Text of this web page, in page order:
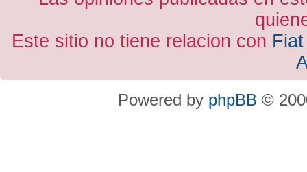
Este sitio no tiene relacion con
Powered by phpBB ©